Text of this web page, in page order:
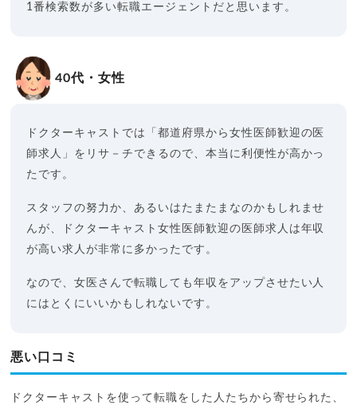
1番検索数が多い転職エージェントだと思います。
40代・女性
ドクターキャストでは「都道府県から女性医師歓迎の医
師求人」をリサ－チできるので、本当に利便性が高かっ
たです。
スタッフの努力か、あるいはたまたまなのかもしれませ
んが、ドクターキャスト女性医師歓迎の医師求人は年収
が高い求人が非常に多かったです。
なので、女医さんで転職しても年収をアップさせたい人
にはとくにいいかもしれないです。
悪い口コミ
ドクターキャストを使って転職をした人たちから寄せられた、